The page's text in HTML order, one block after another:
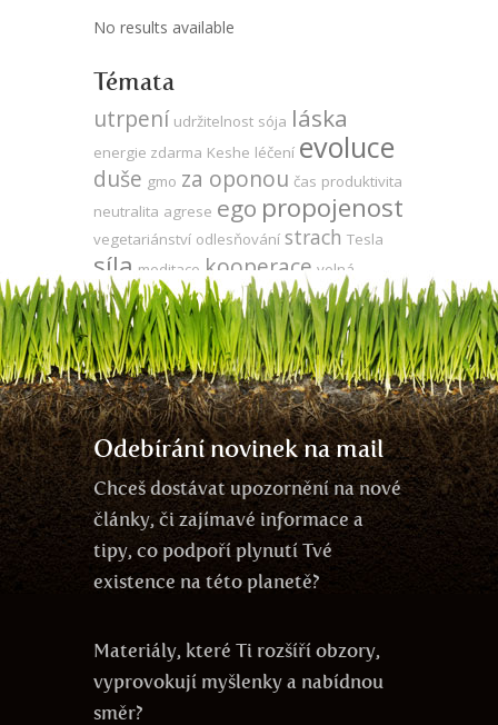
No results available
Témata
utrpení udržitelnost sója láska
energie zdarma Keshe léčení evoluce
duše gmo za oponou čas produktivita
neutralita agrese ego propojenost
vegetariánství odlesňování strach Tesla
síla meditace kooperace volná
energie energie veganství vývoj
jedno vědomípřítomnost
komunikace DNAzdravímysl Země
zodpovědnost
Odebírání novinek na mail
Chceš dostávat upozornění na nové
články, či zajímavé informace a
tipy, co podpoří plynutí Tvé
existence na této planetě?
Materiály, které Ti rozšíří obzory,
vyprovokují myšlenky a nabídnou
směr?